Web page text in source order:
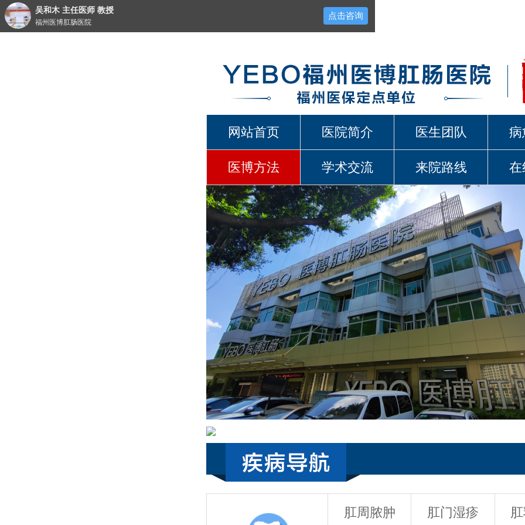
网站首页 医院简介 医生团队 病
医博方法 学术交流 来院路线 在
肛周脓肿 肛门湿疹
吴和木 主任医师 教授
福州医博肛肠医院
点击咨询